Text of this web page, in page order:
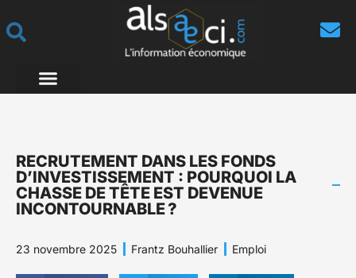
RECRUTEMENT DANS LES FONDS
D’INVESTISSEMENT : POURQUOI LA
CHASSE DE TÊTE EST DEVENUE
INCONTOURNABLE ?
23 novembre 2025 Frantz Bouhallier Emploi